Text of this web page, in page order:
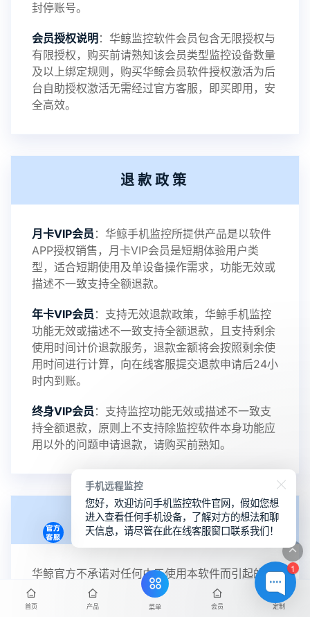
2023-01-12 V3.3
封停账号。
会员授权说明 ：华鲸监控软件会员包含无限授权与
有限授权，购买前请熟知该会员类型监控设备数量
及以上绑定规则，购买华鲸会员软件授权激活为后
台自助授权激活无需经过官方客服，即买即用，安
全高效。
退款政策
月卡VIP会员 ：华鲸手机监控所提供产品是以软件
APP授权销售，月卡VIP会员是短期体验用户类
型，适合短期使用及单设备操作需求，功能无效或
描述不一致支持全额退款。
年卡VIP会员 ：支持无效退款政策，华鲸手机监控
功能无效或描述不一致支持全额退款，且支持剩余
使用时间计价退款服务，退款金额将会按照剩余使
用时间进行计算，向在线客服提交退款申请后24小
时内到账。
终身VIP会员 ：支持监控功能无效或描述不一致支
持全额退款，原则上不支持除监控软件本身功能应
用以外的问题申请退款，请购买前熟知。
使用声明
华鲸官方不承诺对任何由于使用本软件而引起的损
失或者伤害负责。
首页 产品 菜单 会员 定制
1
手机远程监控
您好，欢迎访问手机监控软件官网，假如您想
进入查看任何手机设备，了解对方的想法和聊
天信息，请尽管在此在线客服窗口联系我们！